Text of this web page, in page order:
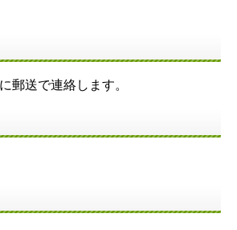
郵送で連絡します。